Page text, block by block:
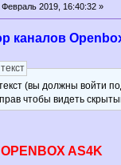
Февраль 2019, 16:40:32 »
каналов
(вы должны войти
чтобы видеть
OPENBOX AS4K